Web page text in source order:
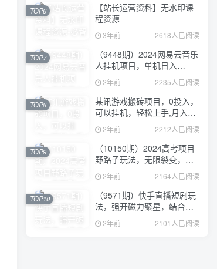
【站长运营资料】无水印课
程资源
3年前 2618人已阅读
TOP6
（9448期）2024网易云音乐
人挂机项目，单机日入
150+，无脑月入5000+
2年前 2235人已阅读
TOP7
某讯游戏搬砖项目，0投入，
可以挂机，轻松上手,月入
3000+上不封顶
2年前 2212人已阅读
TOP8
（10150期）2024高考项目
野路子玩法，无限裂变，最
高一天1W＋！
2年前 2164人已阅读
TOP9
（9571期）快手直播短剧玩
法，强开磁力聚星，结合多
种变现方式日入600+
2年前 2101人已阅读
TOP10